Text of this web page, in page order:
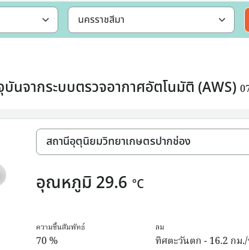
นจากระบบตรวจอากาศอัตโนมัติ (AWS)
อุณหภูมิ 29.6 °C
ความชื้นสัมพัทธ์
70%
ลม
ทิศตะวันตก - 16.2 กม